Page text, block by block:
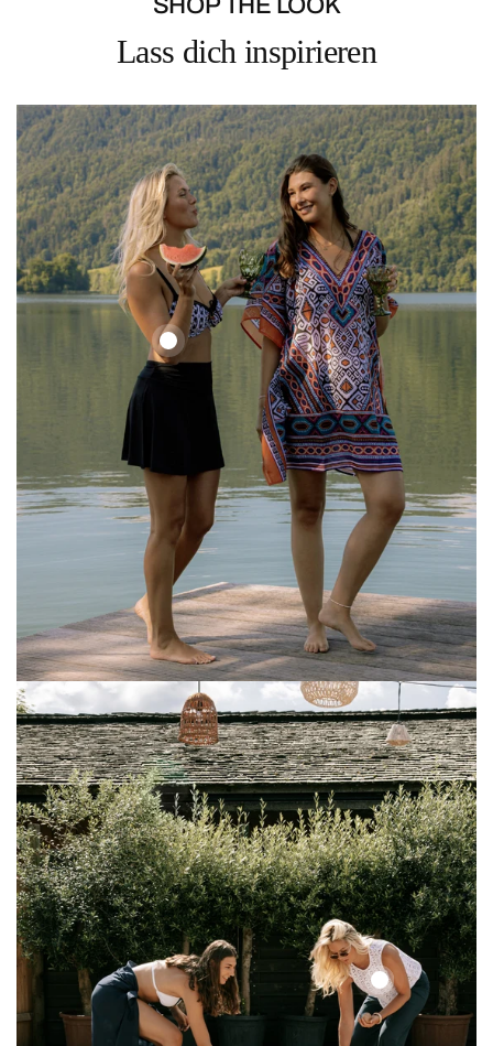
SHOP THE LOOK
Lass dich inspirieren
Ethno
Set